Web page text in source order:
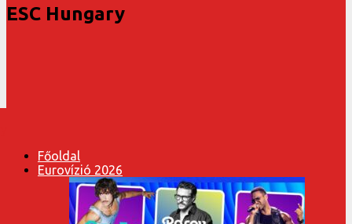
ESC Hungary
Főoldal
Eurovízió 2026